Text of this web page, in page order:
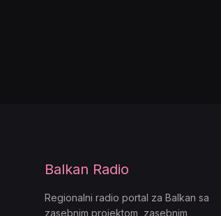
Balkan Radio
Regionalni radio portal za Balkan sa
zasebnim projektom, zasebnim